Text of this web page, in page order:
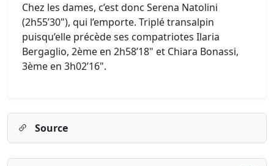
Chez les dames, c’est donc Serena Natolini
(2h55’30"), qui l’emporte. Triplé transalpin
puisqu’elle précède ses compatriotes Ilaria
Bergaglio, 2ème en 2h58’18" et Chiara Bonassi,
3ème en 3h02’16".
Source